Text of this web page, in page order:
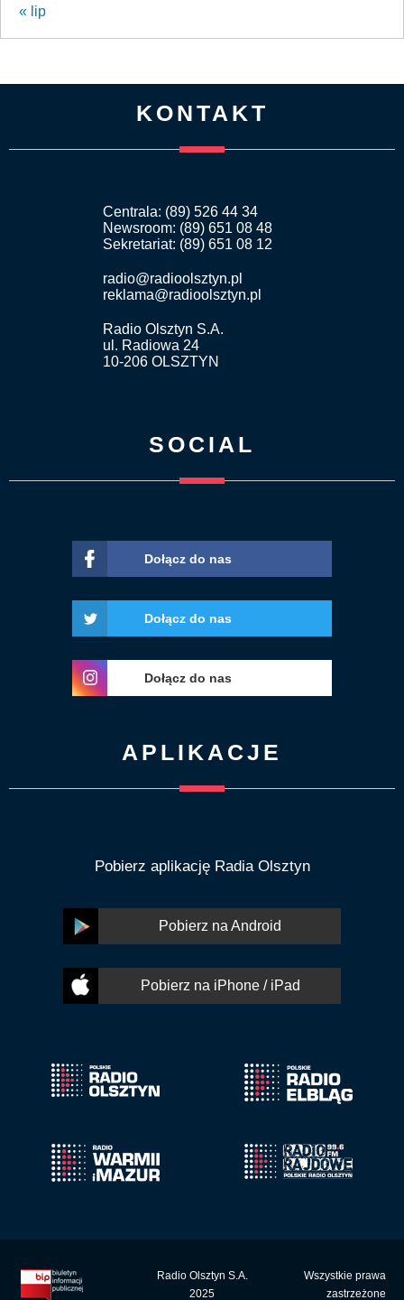
« lip
KONTAKT
Centrala: (89) 526 44 34
Newsroom: (89) 651 08 48
Sekretariat: (89) 651 08 12
radio@radioolsztyn.pl
reklama@radioolsztyn.pl
Radio Olsztyn S.A.
ul. Radiowa 24
10-206 OLSZTYN
SOCIAL
Dołącz do nas
Dołącz do nas
Dołącz do nas
APLIKACJE
Pobierz aplikację Radia Olsztyn
Pobierz na Android
Pobierz na iPhone / iPad
Radio Olsztyn S.A.
2025
Wszystkie prawa
zastrzeżone